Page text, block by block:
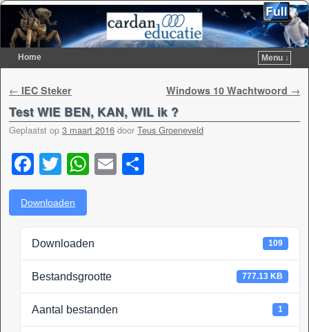
Home
Menu ↓
Berichtnavigatie
← IEC Steker Windows 10 Wachtwoord →
Test WIE BEN, KAN, WIL ik ?
Geplaatst op 3 maart 2016 door Teus Groeneveld
F
a
c
e
b
o
o
k
T
wi
tt
er
W
s
A
p
p
E
n
Downloaden
Downloaden 109
Bestandsgrootte 777.13 KB
Aantal bestanden 1